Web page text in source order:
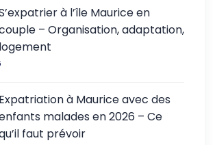
à l’île Maurice en
– Organisation, adaptation,
logement
Expatriation à Maurice avec des
malades en 2026 – Ce
faut prévoir